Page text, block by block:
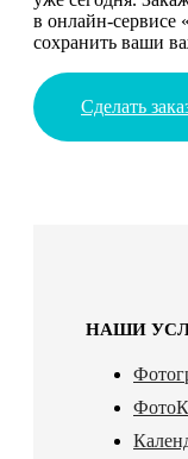
в онлайн-сервисе
сохранить ваши
Сделать
НАШИ